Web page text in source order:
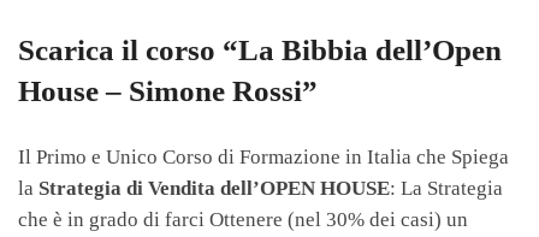
Scarica il corso “La Bibbia dell’Open
House – Simone Rossi”
Il Primo e Unico Corso di Formazione in Italia che Spiega
la Strategia di Vendita dell’OPEN HOUSE: La Strategia
che è in grado di farci Ottenere (nel 30% dei casi) un